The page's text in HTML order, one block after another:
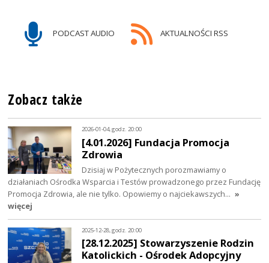
PODCAST AUDIO AKTUALNOŚCI RSS
Zobacz także
2026-01-04, godz. 20:00
[4.01.2026] Fundacja Promocja
Zdrowia
Dzisiaj w Pożytecznych porozmawiamy o
działaniach Ośrodka Wsparcia i Testów prowadzonego przez Fundację
Promocja Zdrowia, ale nie tylko. Opowiemy o najciekawszych… »
więcej
2025-12-28, godz. 20:00
[28.12.2025] Stowarzyszenie Rodzin
Katolickich - Ośrodek Adopcyjny